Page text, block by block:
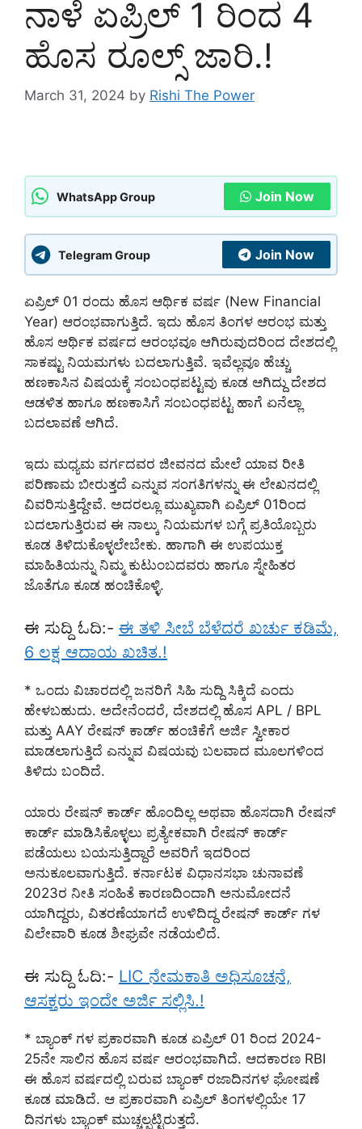
ನಾಳೆ ಏಪ್ರಿಲ್ 1 ರಿಂದ 4
ಹೊಸ ರೂಲ್ಸ್ ಜಾರಿ.!
March 31, 2024 by Rishi The Power
WhatsApp Group Join Now
Telegram Group Join Now
ಏಪ್ರಿಲ್ 01 ರಂದು ಹೊಸ ಆರ್ಥಿಕ ವರ್ಷ (New Financial
Year) ಆರಂಭವಾಗುತ್ತಿದೆ. ಇದು ಹೊಸ ತಿಂಗಳ ಆರಂಭ ಮತ್ತು
ಹೊಸ ಆರ್ಥಿಕ ವರ್ಷದ ಆರಂಭವೂ ಆಗಿರುವುದರಿಂದ ದೇಶದಲ್ಲಿ
ಸಾಕಷ್ಟು ನಿಯಮಗಳು ಬದಲಾಗುತ್ತಿವೆ. ಇವೆಲ್ಲವೂ ಹೆಚ್ಚು
ಹಣಕಾಸಿನ ವಿಷಯಕ್ಕೆ ಸಂಬಂಧಪಟ್ಟವು ಕೂಡ ಆಗಿದ್ದು ದೇಶದ
ಆಡಳಿತ ಹಾಗೂ ಹಣಕಾಸಿಗೆ ಸಂಬಂಧಪಟ್ಟ ಹಾಗೆ ಏನೆಲ್ಲಾ
ಬದಲಾವಣೆ ಆಗಿದೆ.
ಇದು ಮಧ್ಯಮ ವರ್ಗದವರ ಜೀವನದ ಮೇಲೆ ಯಾವ ರೀತಿ
ಪರಿಣಾಮ ಬೀರುತ್ತದೆ ಎನ್ನುವ ಸಂಗತಿಗಳನ್ನು ಈ ಲೇಖನದಲ್ಲಿ
ವಿವರಿಸುತ್ತಿದ್ದೇವೆ. ಅದರಲ್ಲೂ ಮುಖ್ಯವಾಗಿ ಏಪ್ರಿಲ್ 01ರಿಂದ
ಬದಲಾಗುತ್ತಿರುವ ಈ ನಾಲ್ಕು ನಿಯಮಗಳ ಬಗ್ಗೆ ಪ್ರತಿಯೊಬ್ಬರು
ಕೂಡ ತಿಳಿದುಕೊಳ್ಳಲೇಬೇಕು. ಹಾಗಾಗಿ ಈ ಉಪಯುಕ್ತ
ಮಾಹಿತಿಯನ್ನು ನಿಮ್ಮ ಕುಟುಂಬದವರು ಹಾಗೂ ಸ್ನೇಹಿತರ
ಜೊತೆಗೂ ಕೂಡ ಹಂಚಿಕೊಳ್ಳಿ.
ಈ ಸುದ್ದಿ ಓದಿ:- ಈ ತಳಿ ಸೀಬೆ ಬೆಳೆದರೆ ಖರ್ಚು ಕಡಿಮೆ,
6 ಲಕ್ಷ ಆದಾಯ ಖಚಿತ.!
* ಒಂದು ವಿಚಾರದಲ್ಲಿ ಜನರಿಗೆ ಸಿಹಿ ಸುದ್ದಿ ಸಿಕ್ಕಿದೆ ಎಂದು
ಹೇಳಬಹುದು. ಅದೇನೆಂದರೆ, ದೇಶದಲ್ಲಿ ಹೊಸ APL / BPL
ಮತ್ತು AAY ರೇಷನ್ ಕಾರ್ಡ್ ಹಂಚಿಕೆಗೆ ಅರ್ಜಿ ಸ್ವೀಕಾರ
ಮಾಡಲಾಗುತ್ತಿದೆ ಎನ್ನುವ ವಿಷಯವು ಬಲವಾದ ಮೂಲಗಳಿಂದ
ತಿಳಿದು ಬಂದಿದೆ.
ಯಾರು ರೇಷನ್ ಕಾರ್ಡ್ ಹೊಂದಿಲ್ಲ ಅಥವಾ ಹೊಸದಾಗಿ ರೇಷನ್
ಕಾರ್ಡ್ ಮಾಡಿಸಿಕೊಳ್ಳಲು ಪ್ರತ್ಯೇಕವಾಗಿ ರೇಷನ್ ಕಾರ್ಡ್
ಪಡೆಯಲು ಬಯಸುತ್ತಿದ್ದಾರೆ ಅವರಿಗೆ ಇದರಿಂದ
ಅನುಕೂಲವಾಗುತ್ತಿದೆ. ಕರ್ನಾಟಕ ವಿಧಾನಸಭಾ ಚುನಾವಣೆ
2023ರ ನೀತಿ ಸಂಹಿತೆ ಕಾರಣದಿಂದಾಗಿ ಅನುಮೋದನೆ
ಯಾಗಿದ್ದರು, ವಿತರಣೆಯಾಗದೆ ಉಳಿದಿದ್ದ ರೇಷನ್ ಕಾರ್ಡ್ ಗಳ
ವಿಲೇವಾರಿ ಕೂಡ ಶೀಘ್ರವೇ ನಡೆಯಲಿದೆ.
ಈ ಸುದ್ದಿ ಓದಿ:- LIC ನೇಮಕಾತಿ ಅಧಿಸೂಚನೆ,
ಆಸಕ್ತರು ಇಂದೇ ಅರ್ಜಿ ಸಲ್ಲಿಸಿ.!
* ಬ್ಯಾಂಕ್ ಗಳ ಪ್ರಕಾರವಾಗಿ ಕೂಡ ಏಪ್ರಿಲ್ 01 ರಿಂದ 2024-
25ನೇ ಸಾಲಿನ ಹೊಸ ವರ್ಷ ಆರಂಭವಾಗಿದೆ. ಆದಕಾರಣ RBI
ಈ ಹೊಸ ವರ್ಷದಲ್ಲಿ ಬರುವ ಬ್ಯಾಂಕ್ ರಜಾದಿನಗಳ ಘೋಷಣೆ
ಕೂಡ ಮಾಡಿದೆ. ಆ ಪ್ರಕಾರವಾಗಿ ಏಪ್ರಿಲ್ ತಿಂಗಳಲ್ಲಿಯೇ 17
ದಿನಗಳು ಬ್ಯಾಂಕ್ ಮುಚ್ಚಲ್ಪಟ್ಟಿರುತ್ತದೆ.